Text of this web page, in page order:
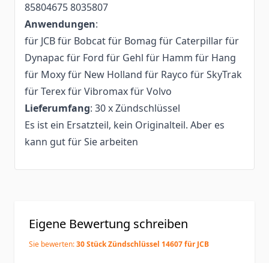
85804675 8035807
Anwendungen:
für JCB für Bobcat für Bomag für Caterpillar für
Dynapac für Ford für Gehl für Hamm für Hang
für Moxy für New Holland für Rayco für SkyTrak
für Terex für Vibromax für Volvo
Lieferumfang: 30 x Zündschlüssel
Es ist ein Ersatzteil, kein Originalteil. Aber es
kann gut für Sie arbeiten
Eigene Bewertung schreiben
Sie bewerten:30 Stück Zündschlüssel 14607 für JCB